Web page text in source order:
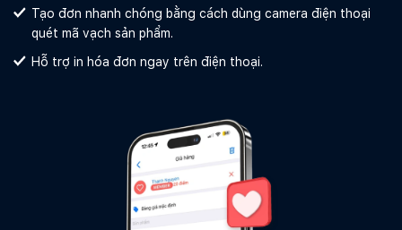
Tạo đơn nhanh chóng bằng cách dùng camera điện thoại
quét mã vạch sản phẩm.
Hỗ trợ in hóa đơn ngay trên điện thoại.